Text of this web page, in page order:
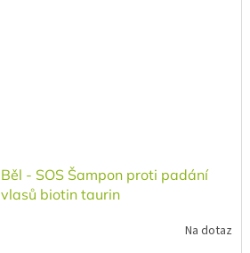
Běl - SOS Šampon proti padání
vlasů biotin taurin
Na dotaz